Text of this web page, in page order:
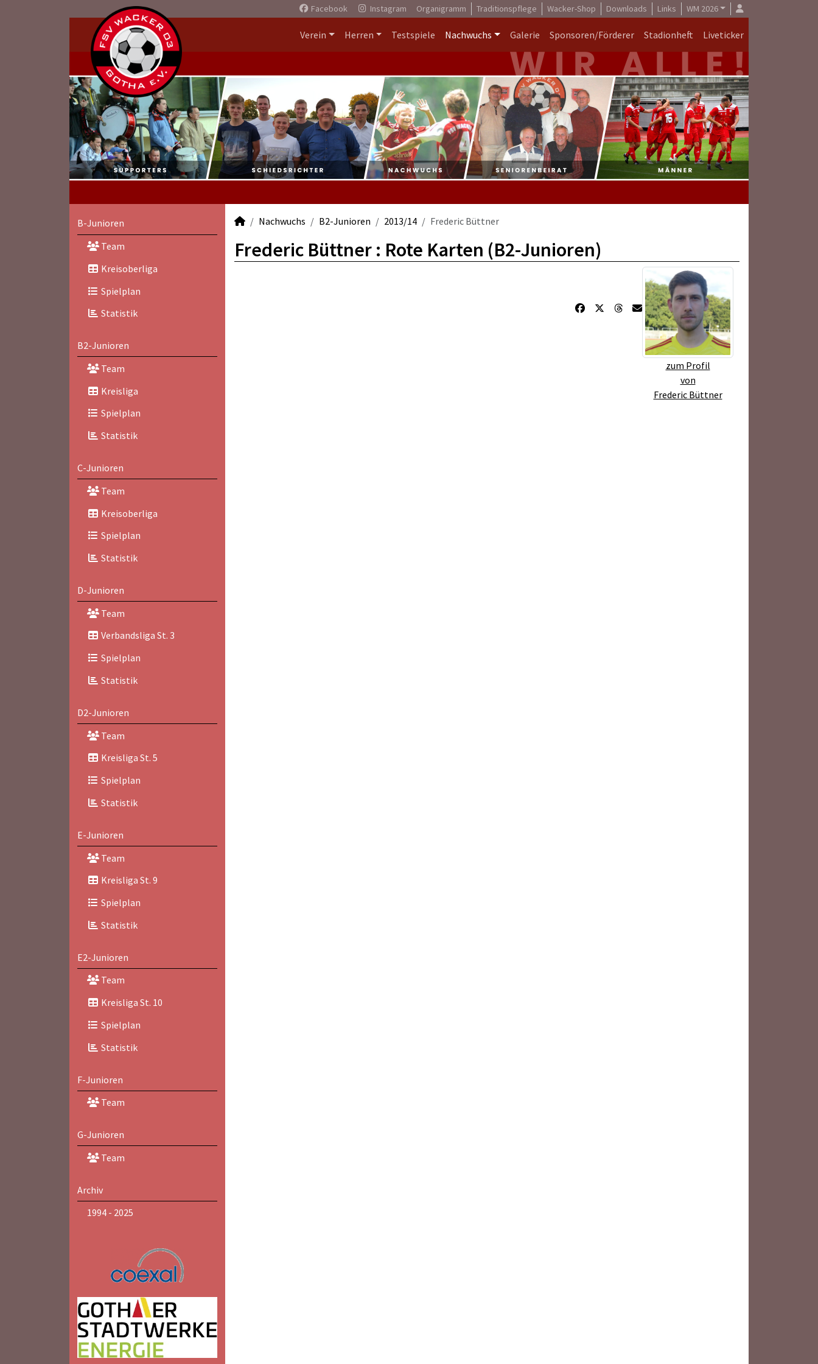
Facebook Instagram Organigramm Traditionspflege Wacker-Shop Downloads Links WM 2026
Verein Herren Testspiele Nachwuchs Galerie Sponsoren/Förderer Stadionheft Liveticker
B-Junioren
Team
Kreisoberliga
Spielplan
Statistik
B2-Junioren
Team
Kreisliga
Spielplan
Statistik
C-Junioren
Team
Kreisoberliga
Spielplan
Statistik
D-Junioren
Team
Verbandsliga St. 3
Spielplan
Statistik
D2-Junioren
Team
Kreisliga St. 5
Spielplan
Statistik
E-Junioren
Team
Kreisliga St. 9
Spielplan
Statistik
E2-Junioren
Team
Kreisliga St. 10
Spielplan
Statistik
F-Junioren
Team
G-Junioren
Team
Archiv
1994 - 2025
Nachwuchs B2-Junioren 2013/14 Frederic Büttner
Frederic Büttner : Rote Karten (B2-Junioren)
zum Profil
von
Frederic Büttner